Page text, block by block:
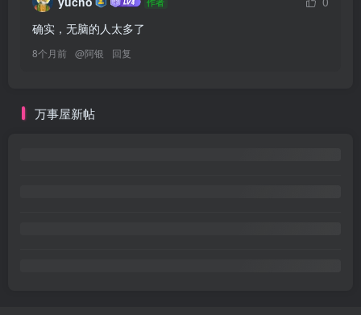
确实，无脑的人太多了
8个月前 @阿银 回复
万事屋新帖